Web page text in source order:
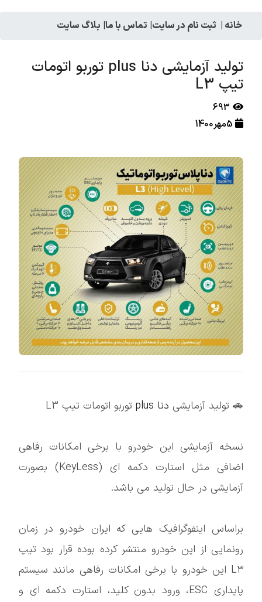
خانه | ثبت نام در سایت| تماس با ما| بلاگ سایت
تولید آزمایشی دنا plus توربو اتومات
تیپ L3
693
5مهر1400
🚗 تولید آزمایشی دنا plus توربو اتومات تیپ L3
نسخه آزمایشی این خودرو با برخی امکانات رفاهی
اضافی مثل استارت دکمه ای (KeyLess) بصورت
آزمایشی در حال تولید می باشد.
براساس اینفوگرافیک هایی که ایران خودرو در زمان
رونمایی از این خودرو منتشر کرده بوده قرار بود تیپ
L۳ این خودرو با برخی امکانات رفاهی مانند سیستم
پایداری ESC، ورود بدون کلید، استارت دکمه ای و